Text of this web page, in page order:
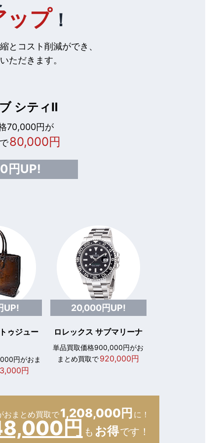
ップ ！
とコスト削減ができ、
ただきます。
シティⅡ
70,000円が
80,000円
円UP!
UP!
ゥジュー
円がおま
円
20,000円UP!
ロレックス サブマリーナ
単品買取価格900,000円がお
まとめ買取で920,000円
おまとめ買取で1,208,000円 に！
円 も お得です！